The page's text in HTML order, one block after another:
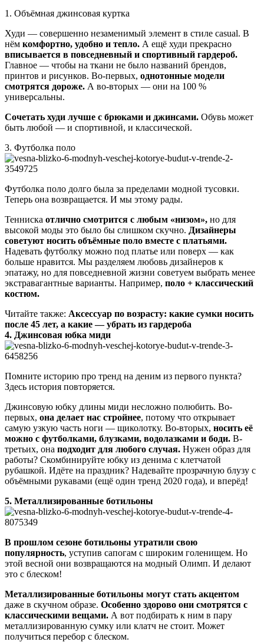
1. Объёмная джинсовая куртка
Худи — совершенно незаменимый элемент в стиле casual. В
нём комфортно, удобно и тепло. А ещё худи прекрасно
вписывается в повседневный и спортивный гардероб.
Главное — чтобы на ткани не было названий брендов,
принтов и рисунков. Во-первых, однотонные модели
смотрятся дороже. А во-вторых — они на 100 %
универсальны.
Сочетать худи лучше с брюками и джинсами. Обувь может
быть любой — и спортивной, и классической.
3. Футболка поло
Футболка поло долго была за пределами модной тусовки.
Теперь она возвращается. И мы этому рады.
Тенниска отлично смотрится с любым «низом», но для
высокой моды это было бы слишком скучно. Дизайнеры
советуют носить объёмные поло вместе с платьями.
Надевать футболку можно под платье или поверх — как
больше нравится. Мы разделяем любовь дизайнеров к
эпатажу, но для повседневной жизни советуем выбрать менее
экстравагантные варианты. Например, поло + классический
костюм.
Читайте также: Аксессуар по возрасту: какие сумки носить
после 45 лет, а какие — убрать из гардероба
4. Джинсовая юбка миди
Помните историю про тренд на деним из первого пункта?
Здесь история повторяется.
Джинсовую юбку длины миди несложно полюбить. Во-
первых, она делает нас стройнее, потому что открывает
самую узкую часть ноги — щиколотку. Во-вторых, носить её
можно с футболками, блузками, водолазками и боди. В-
третьих, она подходит для любого случая. Нужен образ для
работы? Скомбинируйте юбку из денима с клетчатой
рубашкой. Идёте на праздник? Надевайте прозрачную блузу с
объёмными рукавами (ещё один тренд 2020 года), и вперёд!
5. Металлизированные ботильоны
В прошлом сезоне ботильоны утратили свою
популярность, уступив сапогам с широким голенищем. Но
этой весной они возвращаются на модный Олимп. И делают
это с блеском!
Металлизированные ботильоны могут стать акцентом
даже в скучном образе. Особенно здорово они смотрятся с
классическими вещами. А вот подбирать к ним в пару
металлизированную сумку или клатч не стоит. Может
получиться перебор с блеском.